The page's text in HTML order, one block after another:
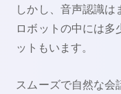
しかし、音声認識は
ロボットの中には多
ットもいます。
スムーズで自然な会